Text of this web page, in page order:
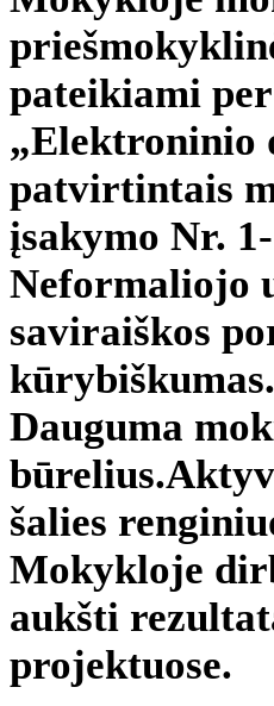
pateikiami
„Elektroninio
patvirtintais
įsakymo Nr.
Neformaliojo
saviraiškos
Dauguma
šalies
Mokykloje
aukšti
projektuose.